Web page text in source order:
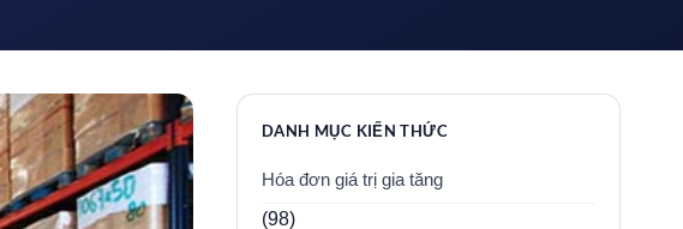
DANH MỤC KIẾN THỨC
Hóa đơn giá trị gia tăng
(98)